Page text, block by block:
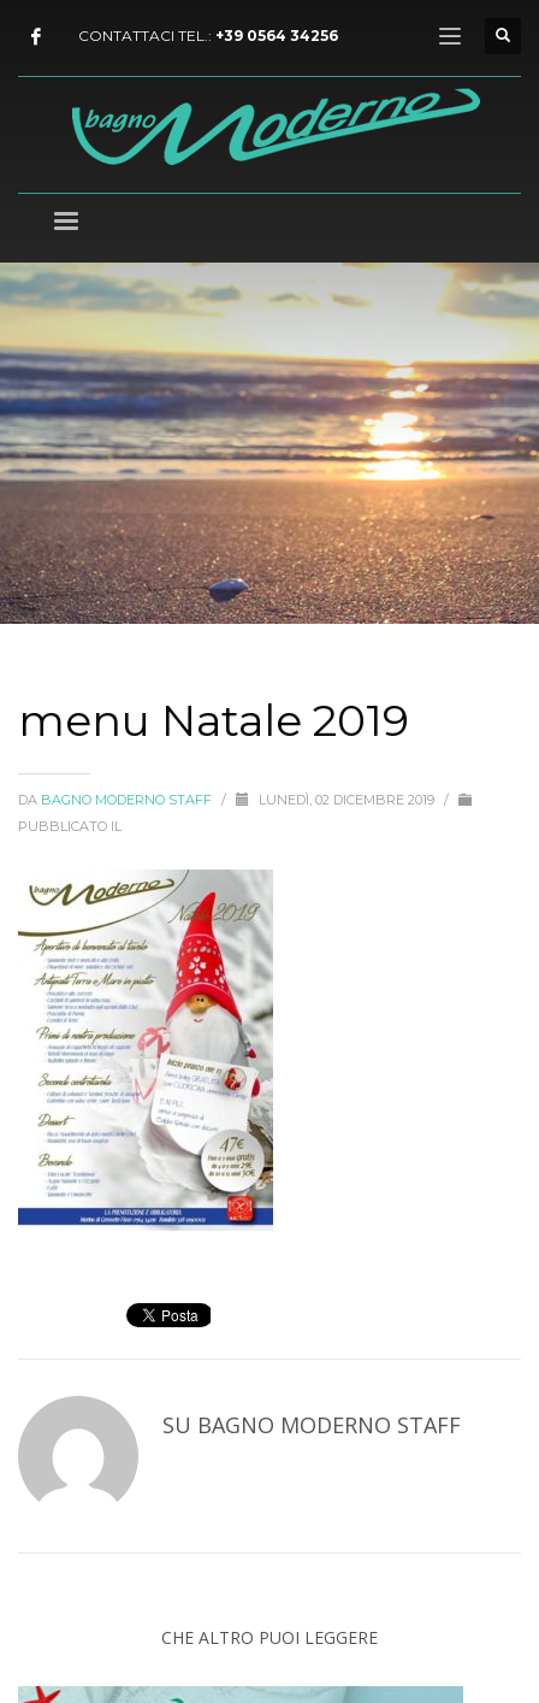
CONTATTACI TEL.: +39 0564 34256
menu Natale 2019
DA BAGNO MODERNO STAFF / LUNEDÌ, 02 DICEMBRE 2019 /
PUBBLICATO IL
SU BAGNO MODERNO STAFF
CHE ALTRO PUOI LEGGERE